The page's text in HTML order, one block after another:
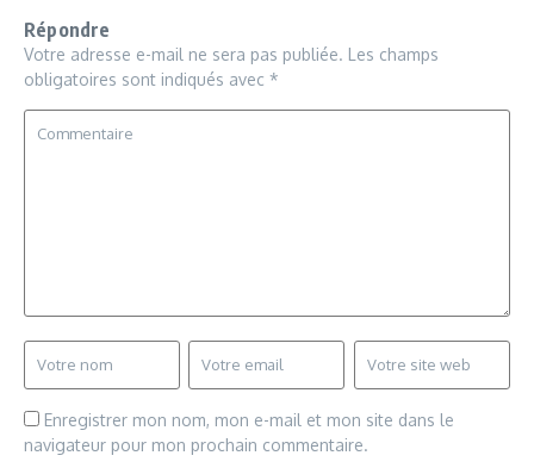
Répondre
Votre adresse e-mail ne sera pas publiée. Les champs
obligatoires sont indiqués avec *
Enregistrer mon nom, mon e-mail et mon site dans le
navigateur pour mon prochain commentaire.